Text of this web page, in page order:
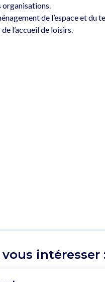
organisations.
de l’espace et du
intéresser